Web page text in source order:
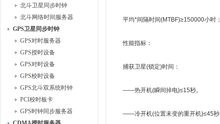
北斗卫星同步时钟
北斗网络时间服务器
GPS卫星同步时钟
GPS对时服务器
GPS授时设备
GPS对时设备
GPS校时设备
GPS北斗双系统时钟
PCI校时板卡
GPS时钟同步服务器
平均*间隔时间(MTBF)≥150000小时；
性能指标：
捕获卫星(锁定)时间：
——热开机(瞬间掉电)≤15秒。
——冷开机(位置未变的重开机)≤45秒